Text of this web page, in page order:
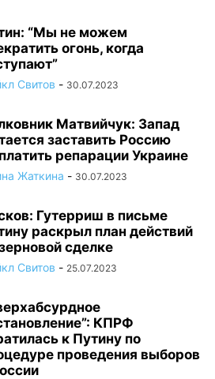
“Мы не можем
огонь, когда
Свитов - 30.07.2023
Матвийчук: Запад
заставить Россию
репарации Украине
Жаткина - 30.07.2023
Гутерриш в письме
раскрыл план действий
сделке
Свитов - 25.07.2023
КПРФ
к Путину по
проведения выборов